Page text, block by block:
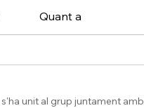
Quant a
s'ha unit al grup juntament amb